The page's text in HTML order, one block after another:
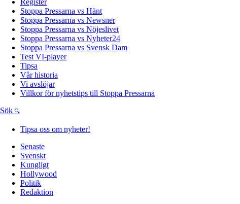
Stoppa Pressarna vs Hänt
Stoppa Pressarna vs Newsner
Stoppa Pressarna vs Nöjeslivet
Stoppa Pressarna vs Nyheter24
Stoppa Pressarna vs Svensk Dam
Test VI-player
Tipsa
Vår historia
Vi avslöjar
Villkor för nyhetstips till Stoppa Pressarna
Sök
Tipsa oss om nyheter!
Senaste
Svenskt
Kungligt
Hollywood
Politik
Redaktion